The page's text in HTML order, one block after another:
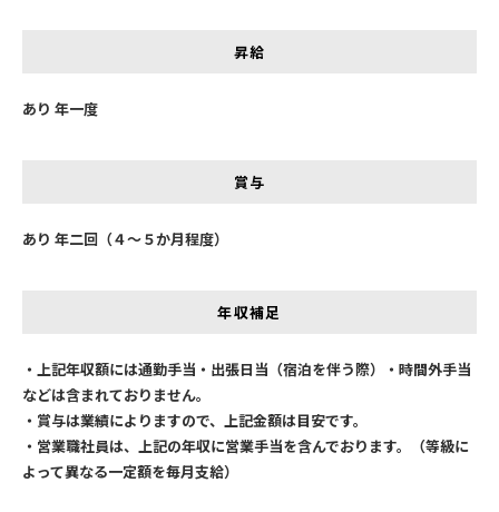
昇給
あり 年一度
賞与
あり 年二回（４～５か月程度）
年収補足
・上記年収額には通勤手当・出張日当（宿泊を伴う際）・時間外手当
などは含まれておりません。
・賞与は業績によりますので、上記金額は目安です。
・営業職社員は、上記の年収に営業手当を含んでおります。（等級に
よって異なる一定額を毎月支給）